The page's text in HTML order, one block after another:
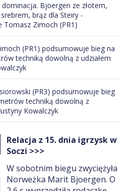
Bjoergen ze złotem,
brąz dla Steiry -
Tomasz Zimoch (PR1)
(PR1) podsumowuje bieg na
techniką dowolną z udziałem
(PR3) podsumowuje bieg
techniką dowolną z
Kowalczyk
Relacja z 15. dnia igrzysk w
Soczi >>>
W sobotnim biegu zwyciężyła
Norweżka Marit Bjoergen. O